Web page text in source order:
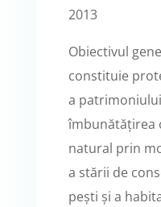
2013
Obiectivul
constituie
a
îmbunătățirea
natural prin
a stării de
pești și a